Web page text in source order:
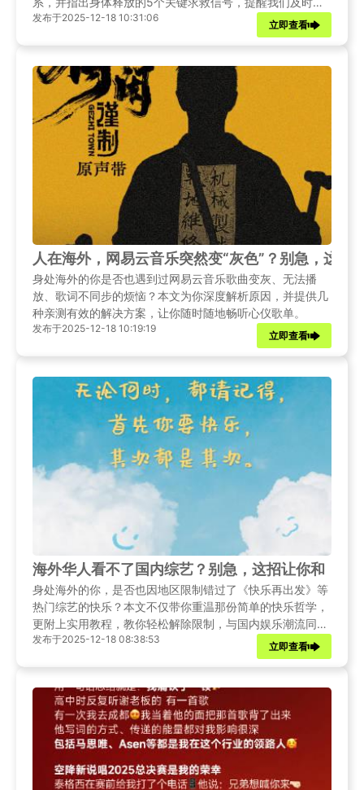
整。
发布于2025-12-18 10:31:06
立即查看
人在海外，网易云音乐突然变“灰色”？别急，这几
身处海外的你是否也遇到过网易云音乐歌曲变灰、无法播
放、歌词不同步的烦恼？本文为你深度解析原因，并提供几
种亲测有效的解决方案，让你随时随地畅听心仪歌单。
发布于2025-12-18 10:19:19
立即查看
海外华人看不了国内综艺？别急，这招让你和《快
身处海外的你，是否也因地区限制错过了《快乐再出发》等
热门综艺的快乐？本文不仅带你重温那份简单的快乐哲学，
更附上实用教程，教你轻松解除限制，与国内娱乐潮流同
步。
发布于2025-12-18 08:38:53
立即查看